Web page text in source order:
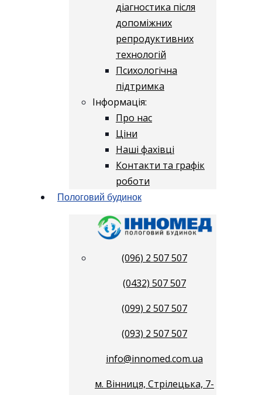
діагностика після
допоміжних
репродуктивних
технологій
​​Психологічна
підтримка
Інформація:
Про нас
Ціни
Наші фахівці
Контакти та графік
роботи
Пологовий будинок
(096) 2 507 507
(0432) 507 507
(099) 2 507 507
(093) 2 507 507
info@innomed.com.ua
м. Вінниця, Стрілецька, 7-